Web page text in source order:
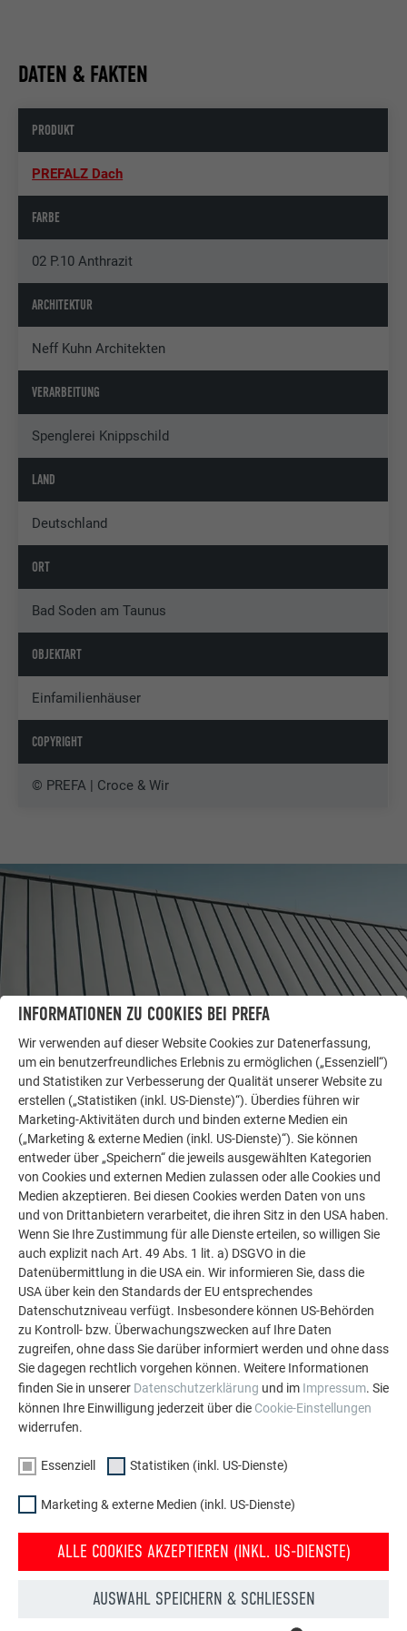
DATEN & FAKTEN
PRODUKT
PREFALZ Dach
FARBE
02 P.10 Anthrazit
ARCHITEKTUR
Neff Kuhn Architekten
VERARBEITUNG
Spenglerei Knippschild
LAND
Deutschland
ORT
Bad Soden am Taunus
OBJEKTART
Einfamilienhäuser
COPYRIGHT
© PREFA | Croce & Wir
LASSEN SIE SICH INSPIRIEREN
WEITERE OBJEKTE
Die PREFA Referenzgalerie zeigt, wie vielseitig
Aluminium eingesetzt werden kann. Entdecken Sie
weitere beeindruckende Projekte mit den langlebigen
PREFA Aluminiumlösungen für Dach, Solar und
Fassade.
MEHR REFERENZEN ANSEHEN
INFORMATIONEN ZU COOKIES BEI PREFA
Wir verwenden auf dieser Website Cookies zur Datenerfassung,
um ein benutzerfreundliches Erlebnis zu ermöglichen („Essenziell“)
und Statistiken zur Verbesserung der Qualität unserer Website zu
erstellen („Statistiken (inkl. US-Dienste)“). Überdies führen wir
Marketing-Aktivitäten durch und binden externe Medien ein
(„Marketing & externe Medien (inkl. US-Dienste)“). Sie können
entweder über „Speichern“ die jeweils ausgewählten Kategorien
von Cookies und externen Medien zulassen oder alle Cookies und
Medien akzeptieren. Bei diesen Cookies werden Daten von uns
und von Drittanbietern verarbeitet, die ihren Sitz in den USA haben.
Wenn Sie Ihre Zustimmung für alle Dienste erteilen, so willigen Sie
auch explizit nach Art. 49 Abs. 1 lit. a) DSGVO in die
Datenübermittlung in die USA ein. Wir informieren Sie, dass die
USA über kein den Standards der EU entsprechendes
Datenschutzniveau verfügt. Insbesondere können US-Behörden
zu Kontroll- bzw. Überwachungszwecken auf Ihre Daten
zugreifen, ohne dass Sie darüber informiert werden und ohne dass
Sie dagegen rechtlich vorgehen können. Weitere Informationen
finden Sie in unserer Datenschutzerklärung und im Impressum. Sie
können Ihre Einwilligung jederzeit über die Cookie-Einstellungen
widerrufen.
Essenziell Statistiken (inkl. US-Dienste)
Marketing & externe Medien (inkl. US-Dienste)
ALLE COOKIES AKZEPTIEREN (INKL. US-DIENSTE)
AUSWAHL SPEICHERN & SCHLIESSEN